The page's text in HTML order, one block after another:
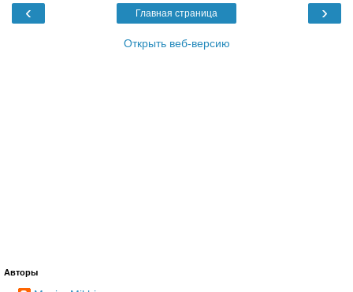
‹ ›
Главная страница
Открыть веб-версию
Авторы